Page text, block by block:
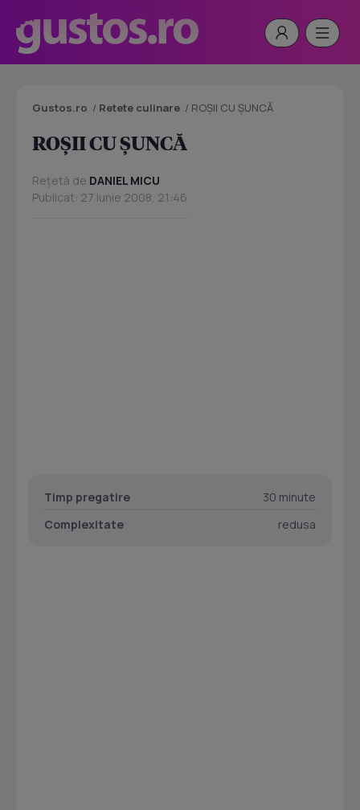
Gustos.ro / Retete culinare / ROŞII CU ŞUNCĂ
ROŞII CU ŞUNCĂ
Rețetă de DANIEL MICU
Publicat: 27 Iunie 2008, 21:46
Timp pregatire
30 minute
Complexitate
redusa